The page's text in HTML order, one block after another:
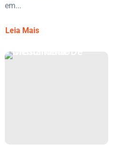
em...
Leia Mais